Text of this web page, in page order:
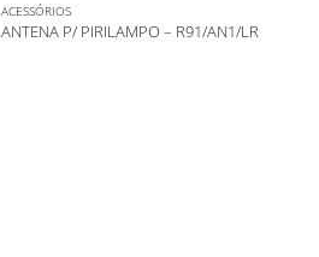
ACESSÓRIOS
ANTENA P/ PIRILAMPO – R91/AN1/LR